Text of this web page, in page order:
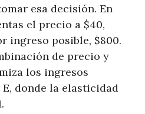
esa decisión. En
el precio a $40,
ingreso posible, $800.
de precio y
los ingresos
donde la elasticidad